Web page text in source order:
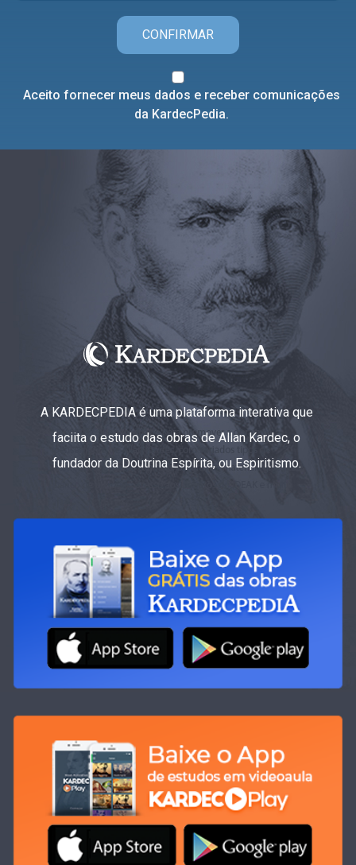
CONFIRMAR
Aceito fornecer meus dados e receber comunicações
da KardecPedia.
A KARDECPEDIA é uma plataforma interativa que
faciita o estudo das obras de Allan Kardec, o
fundador da Doutrina Espírita, ou Espiritismo.